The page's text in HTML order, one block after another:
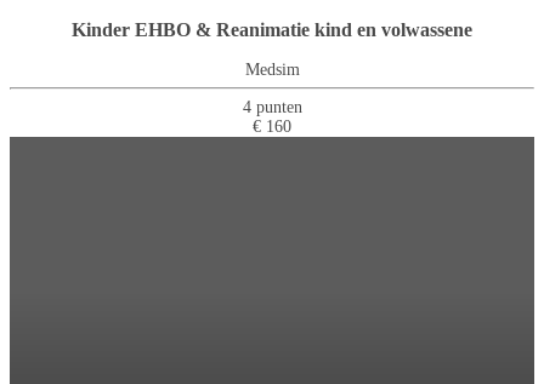
Kinder EHBO & Reanimatie kind en volwassene
Medsim
4 punten
€ 160